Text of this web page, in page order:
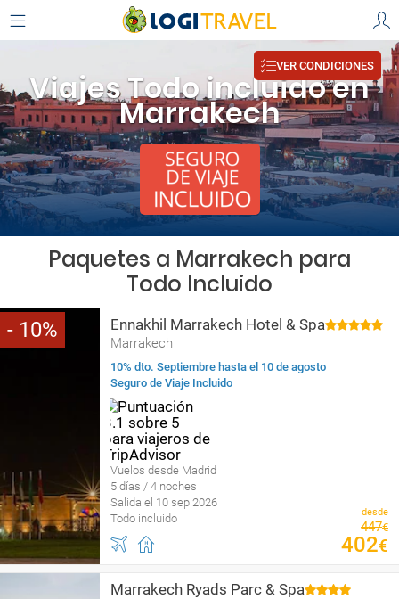
Viajes Todo incluido en
Marrakech
VER CONDICIONES
Paquetes a Marrakech para
Todo Incluido
10 Ennakhil Marrakech Hotel & Spa
Marrakech
10% dto. Septiembre hasta el 10 de agosto
Seguro de Viaje Incluido
Vuelos desde Madrid
5 días / 4 noches
Salida el 10 sep 2026
Todo incluido
desde
447€
402€
Marrakech Ryads Parc & Spa